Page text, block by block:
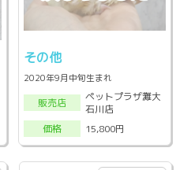
その他
2020年9月中旬生まれ
販売店
ペットプラザ灘大
石川店
価格
15,800円